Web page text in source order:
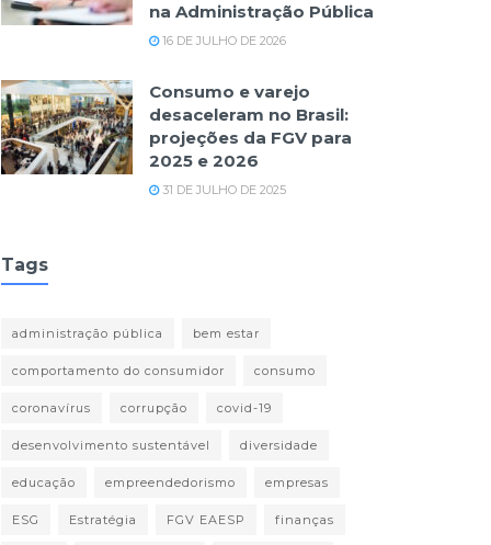
na Administração Pública
16 DE JULHO DE 2026
Consumo e varejo
desaceleram no Brasil:
projeções da FGV para
2025 e 2026
31 DE JULHO DE 2025
Tags
administração pública bem estar
comportamento do consumidor consumo
coronavírus corrupção covid-19
desenvolvimento sustentável diversidade
educação empreendedorismo empresas
ESG Estratégia FGV EAESP finanças